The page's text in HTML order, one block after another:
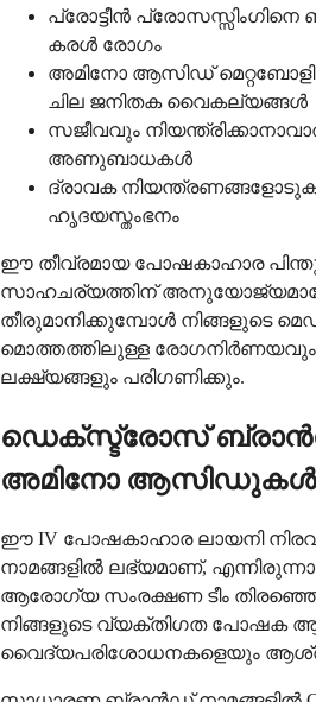
പ്രോട്ടീൻ
കരൾ രോഗം
അമിനോ ആസിഡ്
ചില ജനിതക വൈകല്യങ്ങൾ
സജീവവും
അണുബാധകൾ
ദ്രാവക
ഹൃദയസ്തംഭനം
ഈ തീവ്രമായ പോഷകാഹാര
സാഹചര്യത്തിന്
തീരുമാനിക്കുമ്പോൾ നിങ്ങളുടെ
മൊത്തത്തിലുള്ള രോഗനിർണയവും
ലക്ഷ്യങ്ങളും പരിഗണിക്കും.
ഡെക്സ്ട്രോസ്
അമിനോ ആസിഡുകൾ
ഈ IV പോഷകാഹാര ലായനി
നാമങ്ങളിൽ ലഭ്യമാണ്,
ആരോഗ്യ സംരക്ഷണ ടീം
നിങ്ങളുടെ വ്യക്തിഗത പോഷക
വൈദ്യപരിശോധനകളെയും